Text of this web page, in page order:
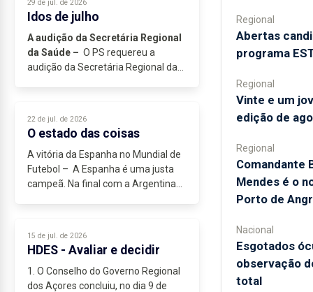
29 de jul. de 2026
Idos de julho
A audição da Secretária Regional
da Saúde – O PS requereu a
audição da Secretária Regional da
22 de jul. de 2026
O estado das coisas
A vitória da Espanha no Mundial de
Futebol – A Espanha é uma justa
campeã. Na final com a Argentina
15 de jul. de 2026
HDES - Avaliar e decidir
1. O Conselho do Governo Regional
dos Açores concluiu, no dia 9 de
Regional
Abertas
programa
Regional
Vinte e um
edição de
Regional
Comandante
Mendes é o
Porto de
Nacional
Esgotados
observação
total